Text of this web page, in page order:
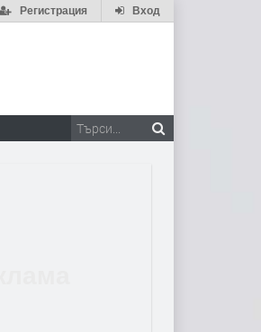
Вход
Регистрация